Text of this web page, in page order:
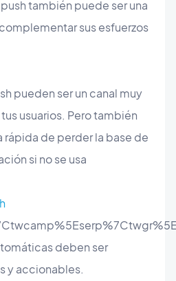
también puede ser una
sus esfuerzos
pueden ser un canal muy
usuarios. Pero también
rápida de perder la base de
si no se usa
deben ser
y accionables.